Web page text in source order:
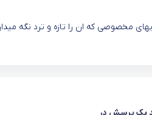
مخصوصی که ان را تازه و ترد نگه